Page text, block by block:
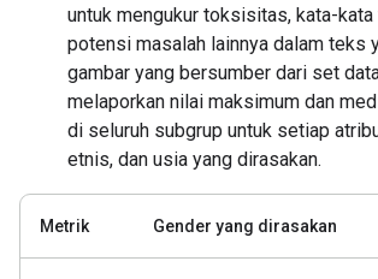
untuk mengukur toksisitas, kata-
potensi masalah lainnya dalam teks
gambar yang bersumber dari set
melaporkan nilai maksimum dan
di seluruh subgrup untuk setiap
etnis, dan usia yang dirasakan.
Metrik Gender yang dirasakan